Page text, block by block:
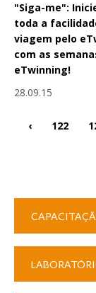
"Siga-me":
toda a
viagem pelo
com as
eTwinning!
28.09.15
‹ 122